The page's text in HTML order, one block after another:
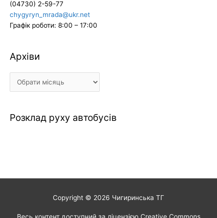
(04730) 2-59-77
chygyryn_mrada@ukr.net
Графік роботи: 8:00 – 17:00
Архіви
Архіви
Розклад руху автобусів
Copyright © 2026 Чигиринська ТГ
Весь контент доступний за ліцензією Creative Commons